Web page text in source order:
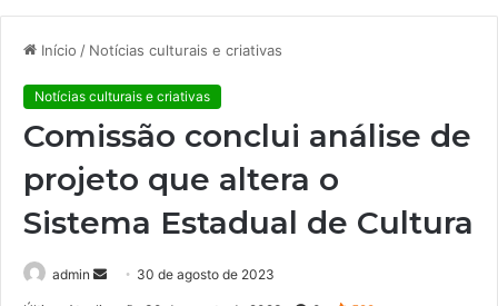
Início / Notícias culturais e criativas
Notícias culturais e criativas
Comissão conclui análise de
projeto que altera o
Sistema Estadual de Cultura
admin 30 de agosto de 2023